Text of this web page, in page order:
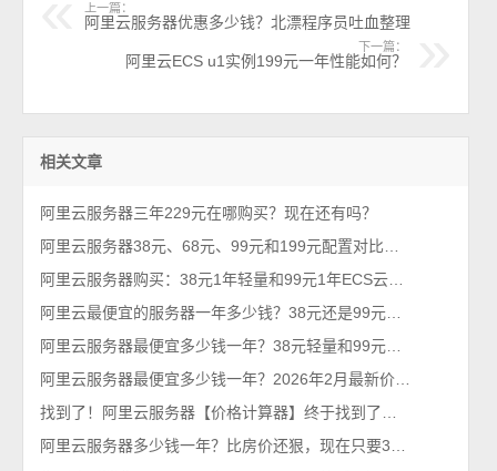
上一篇：
阿里云服务器优惠多少钱？北漂程序员吐血整理
下一篇：
阿里云ECS u1实例199元一年性能如何？
相关文章
阿里云服务器三年229元在哪购买？现在还有吗？